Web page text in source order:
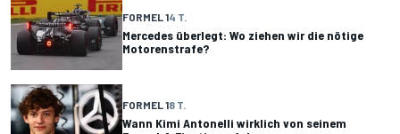
FORMEL 14 T.
Mercedes überlegt: Wo ziehen wir die nötige
Motorenstrafe?
FORMEL 18 T.
Wann Kimi Antonelli wirklich von seinem